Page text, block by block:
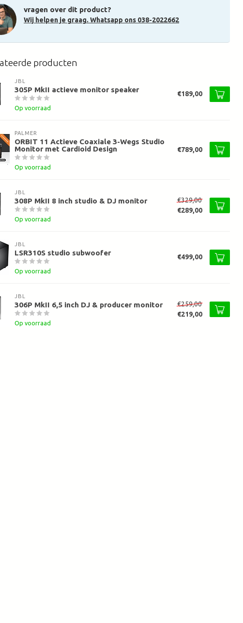
vragen over dit product?
Wij helpen je graag. Whatsapp ons 038-2022662
producten
JBL
305P MkII actieve monitor speaker
Op voorraad
€189,00
PALMER
ORBIT 11 Actieve Coaxiale 3-Wegs Studio
Monitor met Cardioid Design
Op voorraad
€789,00
JBL
308P MkII 8 inch studio & DJ monitor
Op voorraad
€329,00
€289,00
JBL
LSR310S studio subwoofer
Op voorraad
€499,00
JBL
306P MkII 6,5 inch DJ & producer monitor
Op voorraad
€259,00
€219,00